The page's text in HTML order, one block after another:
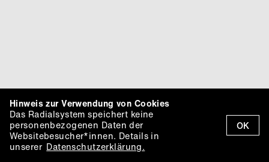
OK
Hinweis zur Verwendung von Cookies
Das Radialsystem speichert keine
personenbezogenen Daten der
Websitebesucher*innen. Details in
unserer Datenschutzerklärung.